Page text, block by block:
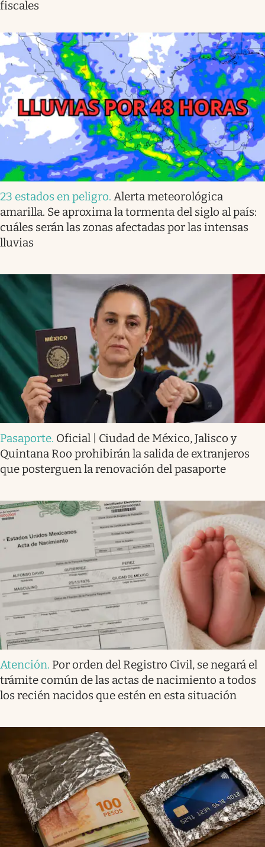
fiscales
23 estados en peligro. Alerta meteorológica
amarilla. Se aproxima la tormenta del siglo al país:
cuáles serán las zonas afectadas por las intensas
lluvias
Pasaporte. Oficial | Ciudad de México, Jalisco y
Quintana Roo prohibirán la salida de extranjeros
que posterguen la renovación del pasaporte
Atención. Por orden del Registro Civil, se negará el
trámite común de las actas de nacimiento a todos
los recién nacidos que estén en esta situación